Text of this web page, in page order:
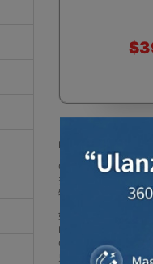
診斷及
ITSU 御手の物 旅行
Outlet Express HK
多款 ITSU 御手の物
物產品
如網站未及時更新資
Buy ITSU 御手の物
Outlet Express HK
更可送到香港或澳門